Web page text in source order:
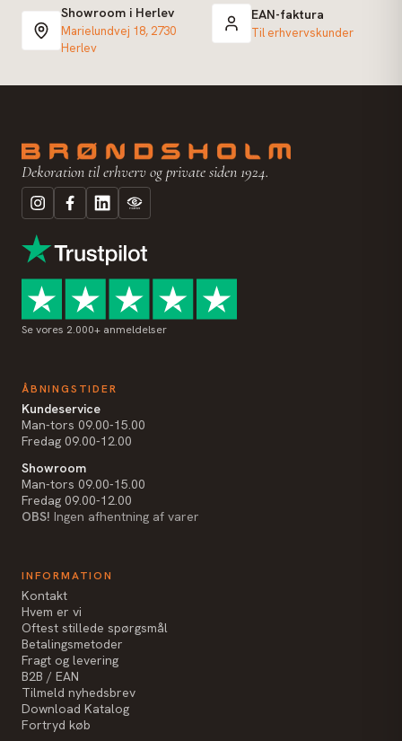
Showroom i Herlev
Marielundvej 18, 2730
Herlev
EAN-faktura
Til erhvervskunder
Dekoration til erhverv og private siden 1924.
Se vores 2.000+ anmeldelser
ÅBNINGSTIDER
Kundeservice
Man-tors 09.00-15.00
Fredag 09.00-12.00
Showroom
Man-tors 09.00-15.00
Fredag 09.00-12.00
OBS! Ingen afhentning af varer
INFORMATION
Kontakt
Hvem er vi
Oftest stillede spørgsmål
Betalingsmetoder
Fragt og levering
B2B / EAN
Tilmeld nyhedsbrev
Download Katalog
Fortryd køb